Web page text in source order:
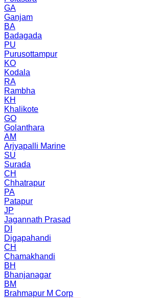
GA
Ganjam
BA
Badagada
PU
Purusottampur
KO
Kodala
RA
Rambha
KH
Khalikote
GO
Golanthara
AM
Arjyapalli Marine
SU
Surada
CH
Chhatrapur
PA
Patapur
JP
Jagannath Prasad
DI
Digapahandi
CH
Chamakhandi
BH
Bhanjanagar
BM
Brahmapur M Corp